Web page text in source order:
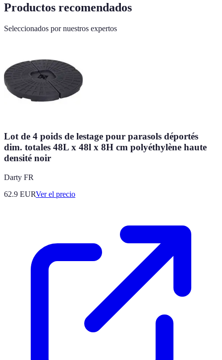
Productos recomendados
Seleccionados por nuestros expertos
Lot de 4 poids de lestage pour parasols déportés
dim. totales 48L x 48l x 8H cm polyéthylène haute
densité noir
Darty FR
62.9 EURVer el precio